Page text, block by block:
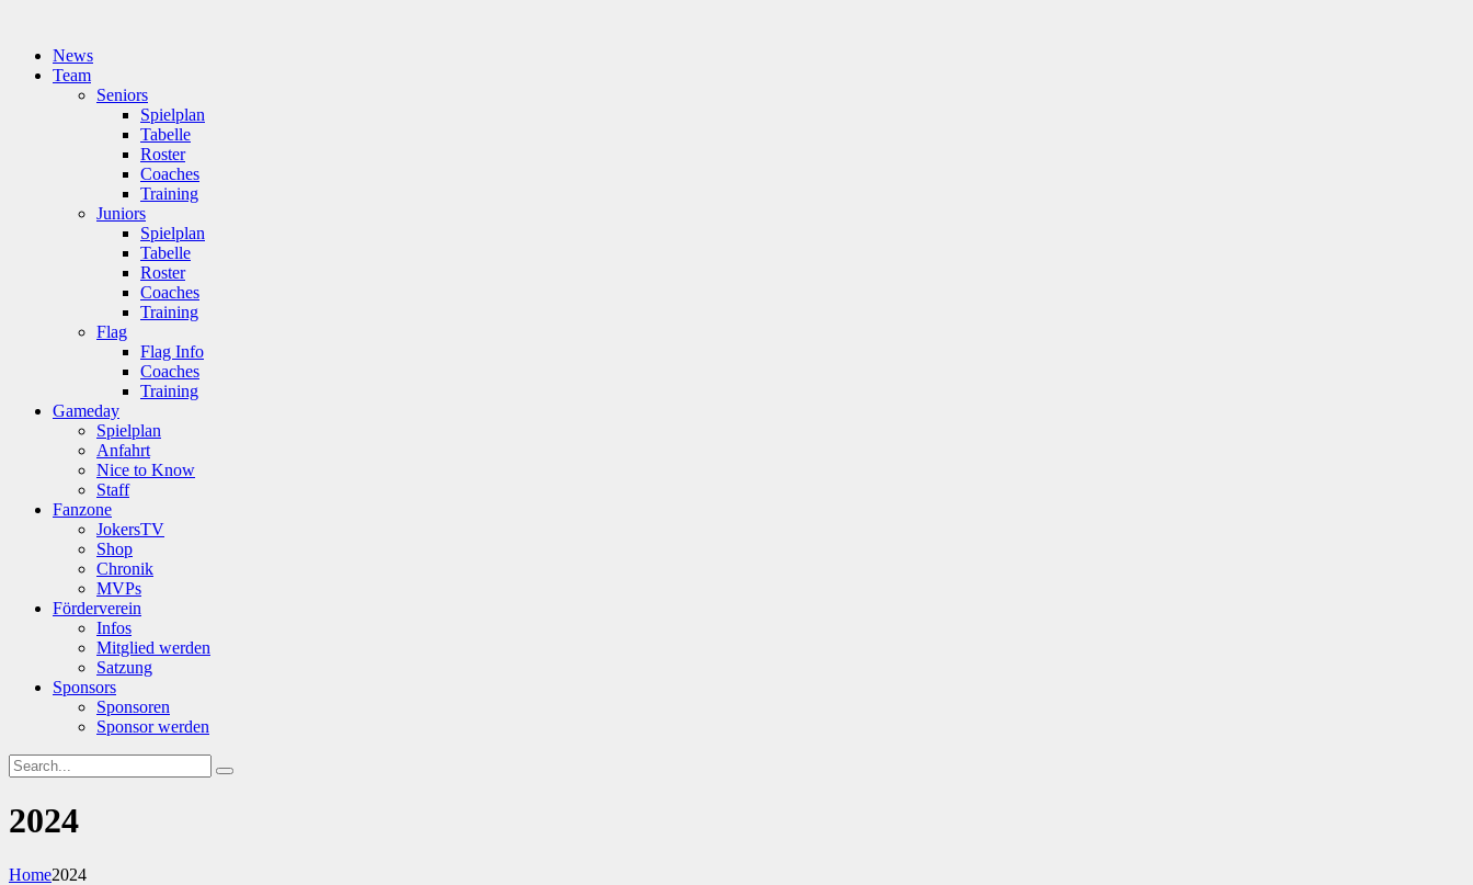
News
Team
Seniors
Spielplan
Tabelle
Roster
Coaches
Training
Juniors
Spielplan
Tabelle
Roster
Coaches
Training
Flag
Flag Info
Coaches
Training
Gameday
Spielplan
Anfahrt
Nice to Know
Staff
Fanzone
JokersTV
Shop
Chronik
MVPs
Förderverein
Infos
Mitglied werden
Satzung
Sponsors
Sponsoren
Sponsor werden
2024
Home2024